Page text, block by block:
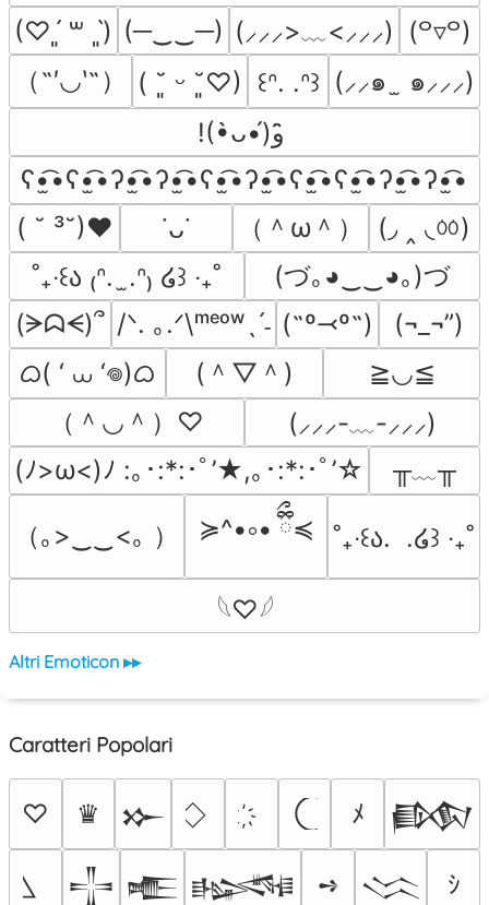
(♡ˊ͈ ꒳ ˋ͈) (─‿‿─) (⸝⸝⸝>﹏<⸝⸝⸝) (꒪▿꒪)
（˶′◡‵˶）
( ˘͈ ᵕ ˘͈♡) ꒰ᐢ. .ᐢ꒱ (⸝⸝๑  ̫ ๑⸝⸝⸝)
ʕ•̫͡•ʕ•̫͡•ʔ•̫͡•ʔ•̫͡•ʕ•̫͡•ʔ•̫͡•ʕ•̫͡•ʕ•̫͡•ʔ•̫͡•ʔ•̫͡•
( ˘ ³˘)♥
˙ᴗ˙ （＾ω＾）
(◞ ‸ ◟ㆀ)
˚₊‧꒰ა ₍ᐢ.  ̫.ᐢ₎ ໒꒱ ‧₊˚
(づ｡◕‿‿◕｡)づ
(ᗒᗣᗕ)՞ /ᐠ. ｡.ᐟ\ᵐᵉᵒʷˎˊ˗ (˶º⤙º˶)
(¬_¬”)
ᜊ( ‘ ⩊ ‘𖦹)ᜊ
(＾▽＾)
≧◡≦
（＾◡＾）♡
(⸝⸝⸝-﹏-⸝⸝⸝)
(ﾉ>ω<)ﾉ :｡･:*:･ﾟ’★,｡･:*:･ﾟ’☆
╥﹏╥
（｡>‿‿<｡ ） ≽^•༚• ྀིྀ≼ ˚₊‧꒰ა.  .໒꒱ ‧₊˚
𓆩♡𓆪
Altri Emoticon ▸▸
Caratteri Popolari
♡ ♛ 𒁍 ﾒ 𒁃
𒋲 𒍫 𒈙 ➺ 𒈱 ｼ